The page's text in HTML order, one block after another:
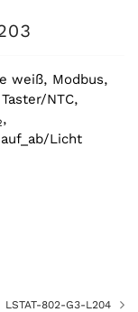
weiß, Modbus,
NTC,
,
Licht
LSTAT-802-G3-L204